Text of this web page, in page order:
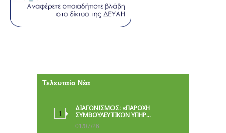
Τελευταία Νέα
ΔΙΑΓΩΝΙΣΜΟΣ: «ΠΑΡΟΧΉ
ΣΥΜΒΟΥΛΕΥΤΙΚΏΝ ΥΠΗΡ…
01/07/26